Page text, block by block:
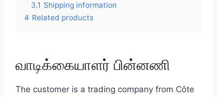
3.1 Shipping information
4 Related products
வாடிக்கையாளர் பின்னணி
The customer is a trading company from Côte